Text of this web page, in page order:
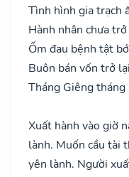
Tình hình gia trạch
Hành nhân chưa
Ốm đau bệnh tật
Buôn bán vốn trở
Tháng Giêng tháng
Xuất hành vào giờ
lành. Muốn cầu tài
yên lành. Người